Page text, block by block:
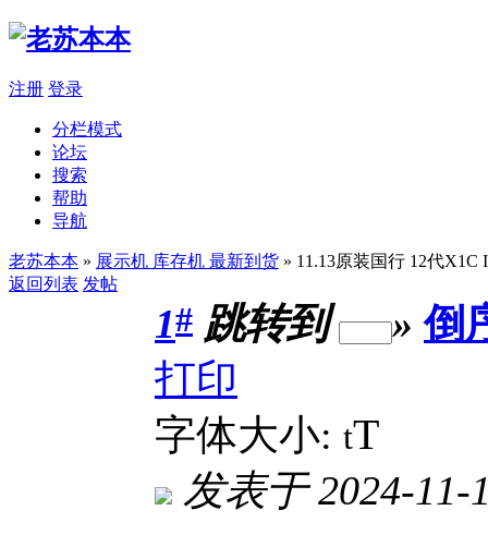
注册 登录
分栏模式
论坛
搜索
帮助
导航
老苏本本 » 展示机 库存机 最新到货 » 11.13原装国行 12代X1C
返回列表 发帖
1# 跳转到 » 倒
打印
字体大小: tT
发表于 2024-11-